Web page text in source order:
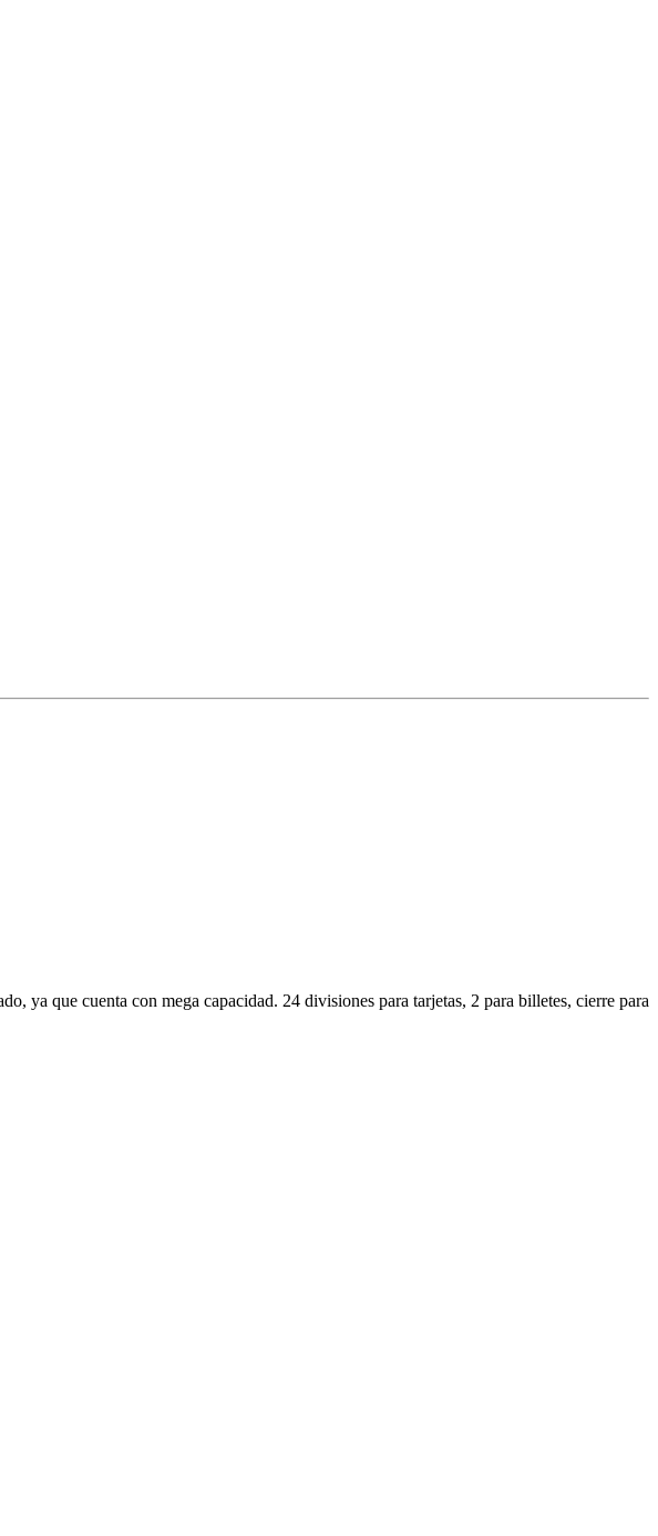
ya que cuenta con mega capacidad. 24 divisiones para tarjetas, 2 para billetes, cierre para